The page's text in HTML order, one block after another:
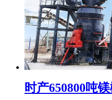
时产650800吨